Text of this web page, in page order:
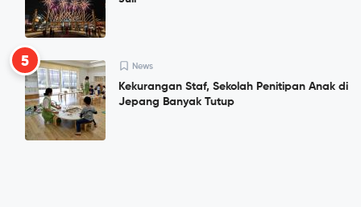
5 News
Kekurangan Staf, Sekolah Penitipan Anak di
Jepang Banyak Tutup